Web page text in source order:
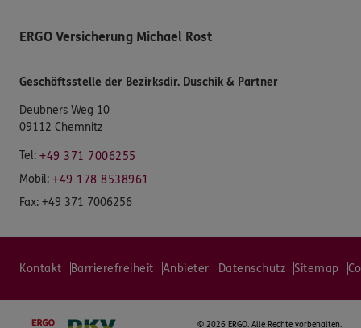
ERGO Versicherung Michael Rost
Geschäftsstelle der Bezirksdir. Duschik & Partner
Deubners Weg 10
09112 Chemnitz
Tel: +49 371 7006255
Mobil: +49 178 8538961
Fax: +49 371 7006256
Kontakt Barrierefreiheit Anbieter Datenschutz Sitemap
© 2026 ERGO. Alle Rechte vorbehalten.